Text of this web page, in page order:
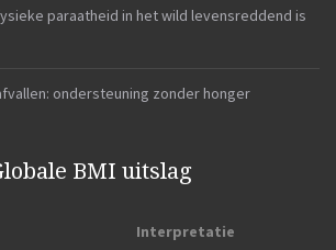
paraatheid in het wild levensreddend is
ondersteuning zonder honger
BMI uitslag
Interpretatie